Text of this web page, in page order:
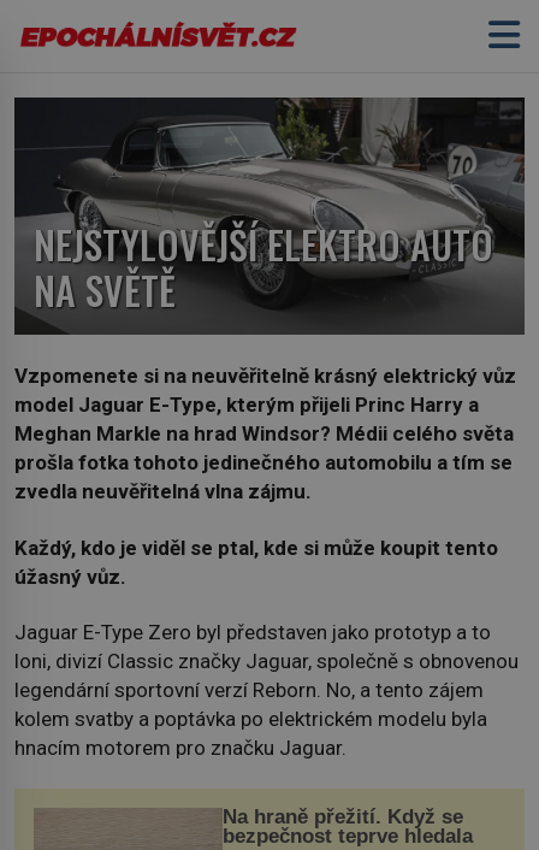
NEJSTYLOVĚJŠÍ ELEKTRO AUTO
NA SVĚTĚ
Vzpomenete si na neuvěřitelně krásný elektrický vůz
model Jaguar E-Type, kterým přijeli Princ Harry a
Meghan Markle na hrad Windsor? Médii celého světa
prošla fotka tohoto jedinečného automobilu a tím se
zvedla neuvěřitelná vlna zájmu.
Každý, kdo je viděl se ptal, kde si může koupit tento
úžasný vůz.
Jaguar E-Type Zero byl představen jako prototyp a to
loni, divizí Classic značky Jaguar, společně s obnovenou
legendární sportovní verzí Reborn. No, a tento zájem
kolem svatby a poptávka po elektrickém modelu byla
hnacím motorem pro značku Jaguar.
Na hraně přežití. Když se
bezpečnost teprve hledala